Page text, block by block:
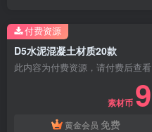
D5水泥混凝土材质20款
此内容为付费资源，请付费后查看
素材币 9
黄金会员 免费
付费资源